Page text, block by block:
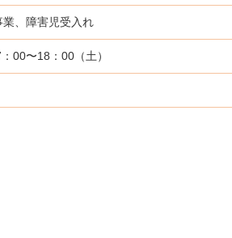
、障害児受入れ
00〜18：00（土）